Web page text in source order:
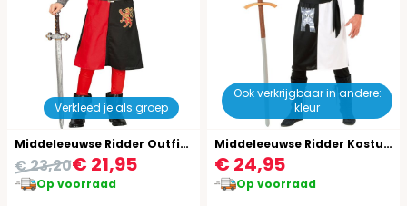
Verkleed je als groep
Middeleeuwse Ridder Outfit Jongens
€ 21,95
€ 23,20
Op voorraad
Ook verkrijgbaar in andere:
kleur
Middeleeuwse Ridder Kostuum Heren Wit
€ 24,95
Op voorraad